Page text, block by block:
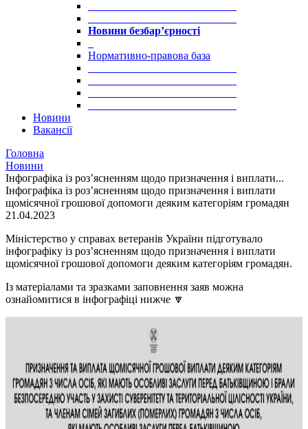
Новини безбар’єрності
Нормативно-правова база
Новини
Вакансії
Головна
Новини
Інфографіка із роз’ясненням щодо призначення і виплати...
Інфографіка із роз’ясненням щодо призначення і виплати
щомісячної грошової допомоги деяким категоріям громадян
21.04.2023
Міністерство у справах ветеранів України підготувало
інфографіку із роз’ясненням щодо призначення і виплати
щомісячної грошової допомоги деяким категоріям громадян.
Із матеріалами та зразками заповнення заяв можна
ознайомитися в інфографіці нижче 🔽